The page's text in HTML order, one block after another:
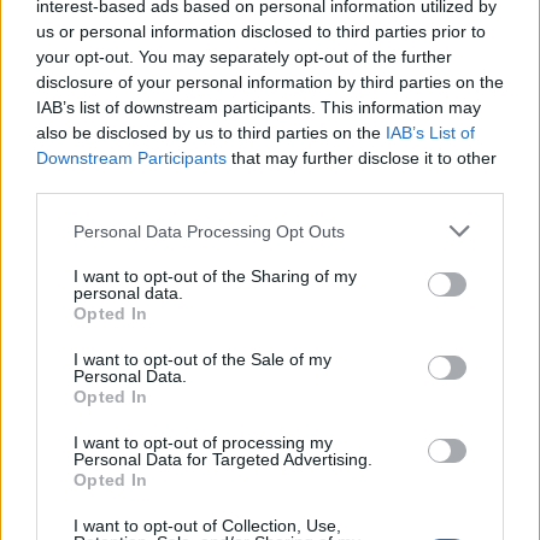
interest-based ads based on personal information utilized by
us or personal information disclosed to third parties prior to
your opt-out. You may separately opt-out of the further
disclosure of your personal information by third parties on the
IAB’s list of downstream participants. This information may
also be disclosed by us to third parties on the IAB’s List of
Downstream Participants that may further disclose it to other
Personal Data Processing Opt Outs
I want to opt-out of the Sharing of my
personal data.
Opted In
I want to opt-out of the Sale of my
Personal Data.
Opted In
I want to opt-out of processing my
Personal Data for Targeted Advertising.
Opted In
I want to opt-out of Collection, Use,
Δεν εξετάζουν μόνο τον μισθό. Αξιολογούνωριμότητα
οργανισμού, εύρος έργων, έκθεση σε σύγχρονες
τεχνολογίες και προοπτική εξέλιξης.
Από την πλευρά των εταιρειών, βλέπουμε επίσης μια
σημαντική αλλαγή προσέγγισης. Εκεί που στο παρελθόν
προληπτικά.
Ζητούνχαρτογράφηση αγοράς , πριν ανοίξει επίσημα
η θέση. Θέλουν να κατανοήσουν τι σημαίνει ρεαλιστικό
πακέτο, πόσος χρόνος απαιτείται για να βρεθεί το
κατάλληλο προφίλ και αν ο ρόλος που έχουν σχεδιάσει
είναι ελκυστικός.
Η συζήτηση έχει γίνει πιο στρατηγική. Δεν
λειτουργούμε απλώς ως πάροχοι βιογραφικών.
Λειτουργούμε ως μεταφραστές και σύμβουλοι της